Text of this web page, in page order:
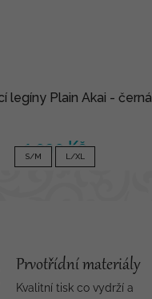
legíny Plain Akai - černá
1 090 Kč
S/M L/XL
Prvotřídní materiály
Kvalitní tisk co vydrží a